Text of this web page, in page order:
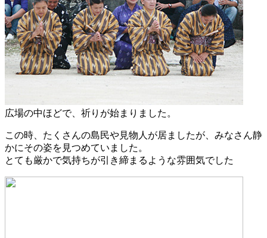
広場の中ほどで、祈りが始まりました。
この時、たくさんの島民や見物人が居ましたが、みなさん静
かにその姿を見つめていました。
とても厳かで気持ちが引き締まるような雰囲気でした